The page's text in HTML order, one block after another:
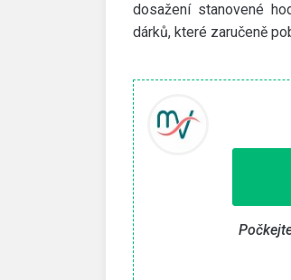
dosažení stanovené
dárků, které zaručeně
a NoLimit Extra. Vyšší
30% slevový
Využijte slevový kód